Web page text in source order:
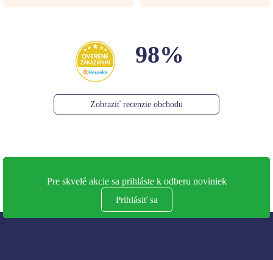
98%
Zobraziť recenzie obchodu
Pre skvelé akcie sa prihláste k odberu noviniek
Prihlásiť sa